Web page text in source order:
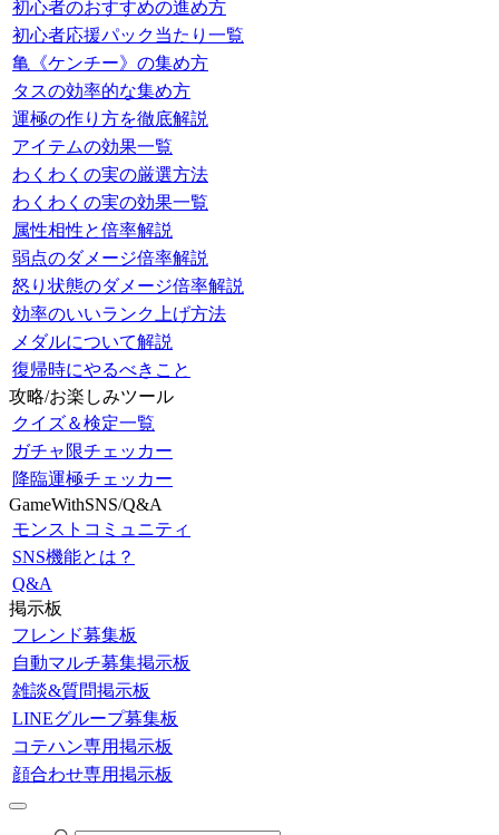
初心者のおすすめの進め方
初心者応援パック当たり一覧
亀《ケンチー》の集め方
タスの効率的な集め方
運極の作り方を徹底解説
アイテムの効果一覧
わくわくの実の厳選方法
わくわくの実の効果一覧
属性相性と倍率解説
弱点のダメージ倍率解説
怒り状態のダメージ倍率解説
効率のいいランク上げ方法
メダルについて解説
復帰時にやるべきこと
攻略/お楽しみツール
クイズ＆検定一覧
ガチャ限チェッカー
降臨運極チェッカー
GameWithSNS/Q&A
モンストコミュニティ
SNS機能とは？
Q&A
掲示板
フレンド募集板
自動マルチ募集掲示板
雑談&質問掲示板
LINEグループ募集板
コテハン専用掲示板
顔合わせ専用掲示板